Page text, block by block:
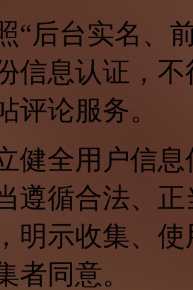
“后台实名、
信息认证，
评论服务。
健全用户信
遵循合法、
明示收集、
者同意。